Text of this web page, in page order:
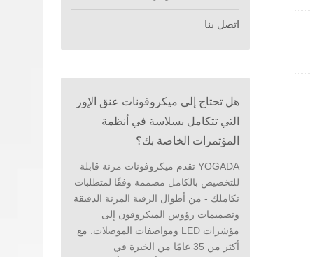
اتصل بنا
هل تحتاج إلى ميكروفونات عنق الإوز
التي تتكامل بسلاسة في أنظمة
المؤتمرات الخاصة بك؟
YOGADA تقدم ميكروفونات مرنة قابلة
للتخصيص بالكامل مصممة وفقًا لمتطلبات
تكاملك - من أطوال الرقبة المرنة الدقيقة
وتصميمات رؤوس الميكروفون إلى
مؤشرات LED ومواصفات الموصلات. مع
أكثر من 35 عامًا من الخبرة في